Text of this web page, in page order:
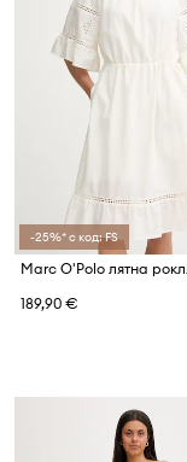
-25%* с код: FS
189,90 €